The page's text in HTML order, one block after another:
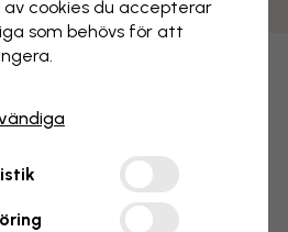
av cookies du accepterar
som behövs för att